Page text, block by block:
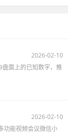
2026-02-10
面上的已知数字，推
2026-02-10
功能视频会议微信小